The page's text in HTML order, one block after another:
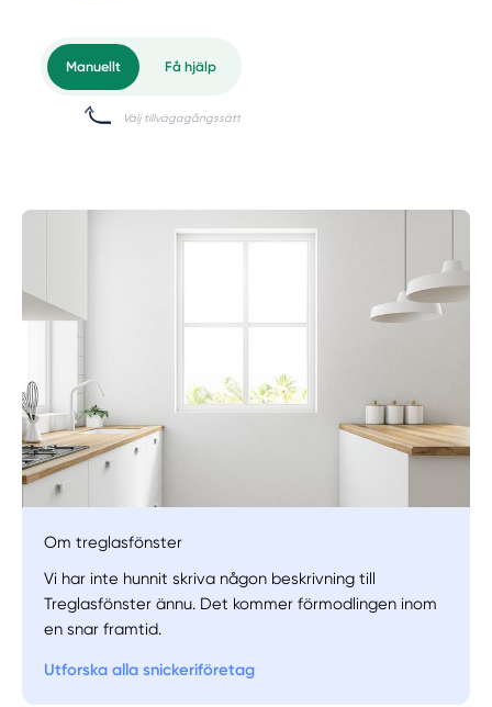
Välj tillvägagångssätt
Om treglasfönster
Vi har inte hunnit skriva någon beskrivning till
Treglasfönster ännu. Det kommer förmodlingen inom
en snar framtid.
Utforska alla snickeriföretag